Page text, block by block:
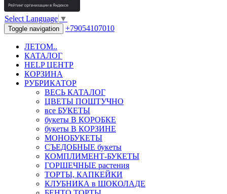
Select Language ▼
Toggle navigation +79054107010
ЛЕТОМ..
КАТАЛОГ
HELP ЦЕНТР
КОРЗИНА
РУБРИКАТОР
ВЕСЬ КАТАЛОГ
ЦВЕТЫ ПОШТУЧНО
все БУКЕТЫ
букеты В КОРОБКЕ
букеты В КОРЗИНЕ
МОНОБУКЕТЫ
СЪЕДОБНЫЕ букеты
КОМПЛИМЕНТ-БУКЕТЫ
ГОРШЕЧНЫЕ растения
ТОРТЫ, КАПКЕЙКИ
КЛУБНИКА в ШОКОЛАДЕ